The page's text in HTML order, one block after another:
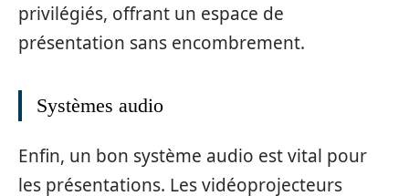
privilégiés, offrant un espace de
présentation sans encombrement.
Systèmes audio
Enfin, un bon système audio est vital pour
les présentations. Les vidéoprojecteurs